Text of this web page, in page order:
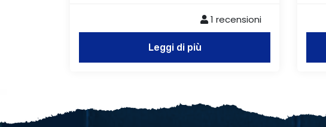
1 recensioni
Leggi di più